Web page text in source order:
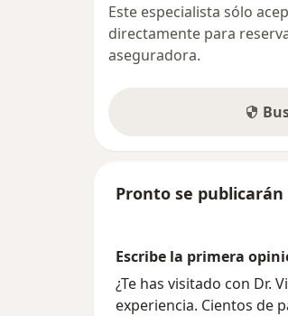
Este especialista sólo
directamente para
aseguradora.
Pronto se
Escribe la primera
¿Te has visitado con Dr.
experiencia. Cientos de